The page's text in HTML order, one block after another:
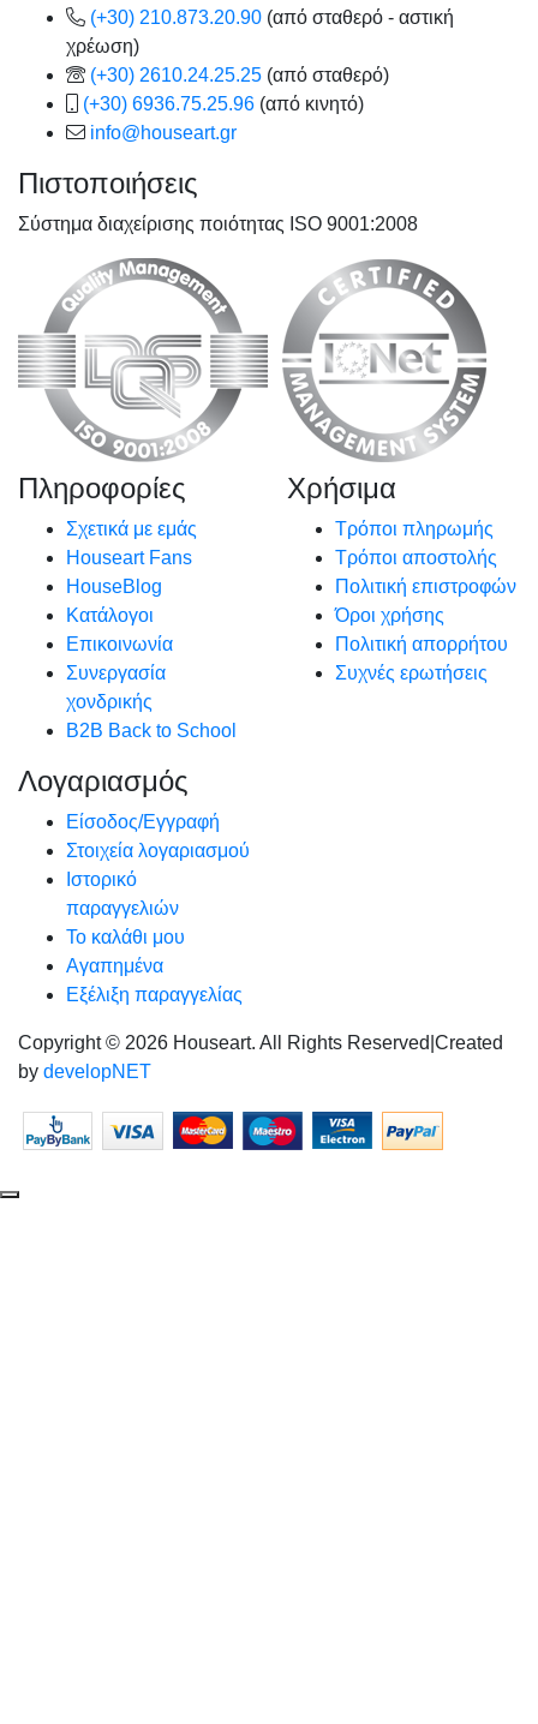
(+30) 210.873.20.90 (από σταθερό - αστική
χρέωση)
(+30) 2610.24.25.25 (από σταθερό)
(+30) 6936.75.25.96 (από κινητό)
info@houseart.gr
Πιστοποιήσεις
Σύστημα διαχείρισης ποιότητας ISO 9001:2008
Πληροφορίες
Σχετικά με εμάς
Houseart Fans
HouseBlog
Κατάλογοι
Επικοινωνία
Συνεργασία
χονδρικής
B2B Back to School
Χρήσιμα
Τρόποι πληρωμής
Τρόποι αποστολής
Πολιτική επιστροφών
Όροι χρήσης
Πολιτική απορρήτου
Συχνές ερωτήσεις
Λογαριασμός
Είσοδος/Εγγραφή
Στοιχεία λογαριασμού
Ιστορικό
παραγγελιών
Το καλάθι μου
Αγαπημένα
Εξέλιξη παραγγελίας
Copyright © 2026 Houseart. All Rights Reserved Created
by developNET